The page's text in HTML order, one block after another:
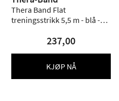
Thera Band Flat
treningsstrikk 5,5 m - blå -
237,00
KJØP NÅ